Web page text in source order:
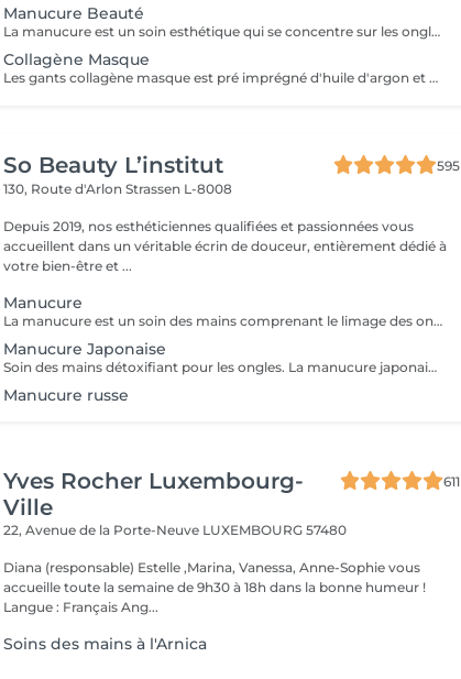
Manucure Beauté
La manucure est un soin esthétique qui se concentre sur les ongles. Esthéticienne trempera vos doigts dans un bol d'eau chaude au début du processus de manucure. La manucure permet de fortifier les ongles, de les débarrasser des petites peaux mortes qui les entourent et d'afficher des mains soignées. Se limite à repousser les cuticules, limer et polir les ongles et accompagner d'un massage des mains à la fin de la manucure et les recouvrir éventuellement de vernis à ongles à la fin.
Collagène Masque
Les gants collagène masque est pré imprégné d'huile d'argon et d'une émulsion riche en collagène pour pénétrer et hydrater la peau.
So Beauty L’institut
595
130, Route d'ArlonStrassen L-8008
Depuis 2019, nos esthéticiennes qualifiées et passionnées vous
accueillent dans un véritable écrin de douceur, entièrement dédié à
votre bien-être et ...
Manucure
La manucure est un soin des mains comprenant le limage des ongles, la pousse et la coupe des cuticules, gommage, massage avec crème de soin et application d'un vernis transparent si désiré.
Manucure Japonaise
Soin des mains détoxifiant pour les ongles. La manucure japonaise consiste à polir et nettoyer les ongles en profondeur pour ensuite les nourrir avec une pâte à base de cire d'abeille qui va oxygéner l'ongle. L'ongle ressort brillant naturellement et pour une durée de 3 semaines. Comprend le limage des ongles, la pousse et la coupe des cuticules, polissage, application de la pâte à base de cire d'abeille et de la poudre fixante, gommage, massage avec crème de soin et application d'un vernis transparent si désiré.
Manucure russe
Yves Rocher Luxembourg-
Ville
611
22, Avenue de la Porte-Neuve LUXEMBOURG 57480
Diana (responsable) Estelle ,Marina, Vanessa, Anne-Sophie vous
accueille toute la semaine de 9h30 à 18h dans la bonne humeur !
Langue : Français Ang...
Soins des mains à l'Arnica